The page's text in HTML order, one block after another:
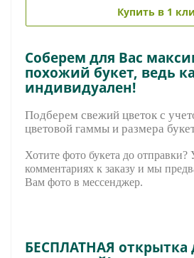
Купить в 1
Соберем для Вас
похожий букет, ведь
индивидуален!
Подберем свежий цветок с
цветовой гаммы и размера
Хотите фото букета до отправки?
комментариях к заказу и мы
Вам фото в мессенджер.
БЕСПЛАТНАЯ открытка